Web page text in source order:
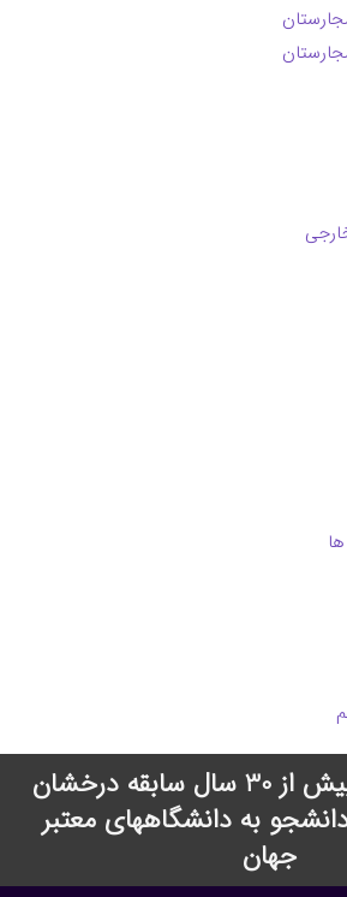
CIS Group با بیش از 30 سال سابقه درخشان
دانشجو به دانشگاههای معتبر
جهان